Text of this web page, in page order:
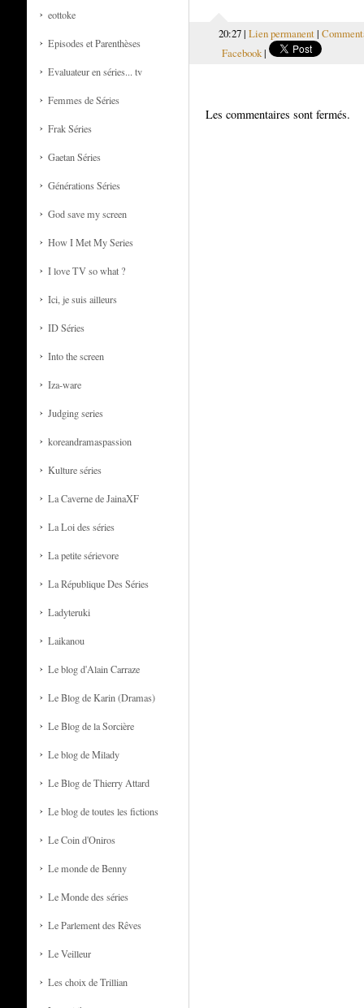
eottoke
Episodes et Parenthèses
Evaluateur en séries... tv
Femmes de Séries
Frak Séries
Gaetan Séries
Générations Séries
God save my screen
How I Met My Series
I love TV so what ?
Ici, je suis ailleurs
ID Séries
Into the screen
Iza-ware
Judging series
koreandramaspassion
Kulture séries
La Caverne de JainaXF
La Loi des séries
La petite sérievore
La République Des Séries
Ladyteruki
Laikanou
Le blog d'Alain Carraze
Le Blog de Karin (Dramas)
Le Blog de la Sorcière
Le blog de Milady
Le Blog de Thierry Attard
Le blog de toutes les fictions
Le Coin d'Oniros
Le monde de Benny
Le Monde des séries
Le Parlement des Rêves
Le Veilleur
Les choix de Trillian
20:27 | Lien permanent|
Facebook|
Les commentaires sont fermés.